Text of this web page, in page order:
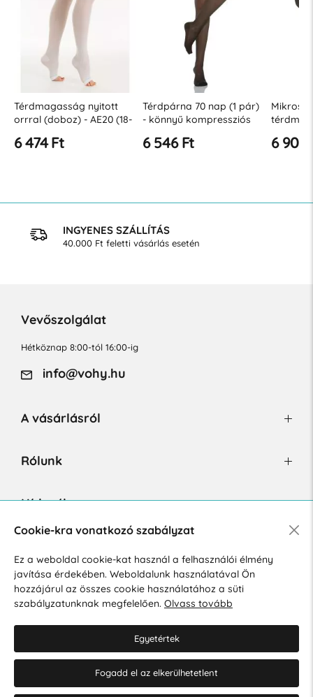
Térdmagasság nyitott
orrral (doboz) - AE20 (18-
6 474 Ft
Térdpárna 70 nap (1 pár)
- könnyű kompressziós
6 546 Ft 6 908
INGYENES SZÁLLÍTÁS
40.000 Ft feletti vásárlás esetén
Vevőszolgálat
Hétköznap 8:00-tól 16:00-ig
info@vohy.hu
A vásárlásról
Rólunk
Hírlevél
Hozzájárulok a személyes adatok marketing célú kezeléséhez.
Személyes adatok védelmére vonatkozó szabályzat.
Cookie-kra vonatkozó szabályzat
Ez a weboldal cookie-kat használ a felhasználói élmény
javítása érdekében. Weboldalunk használatával Ön
hozzájárul az összes cookie használatához a süti
szabályzatunknak megfelelően. Olvass tovább
Egyetértek
Fogadd el az elkerülhetetlent